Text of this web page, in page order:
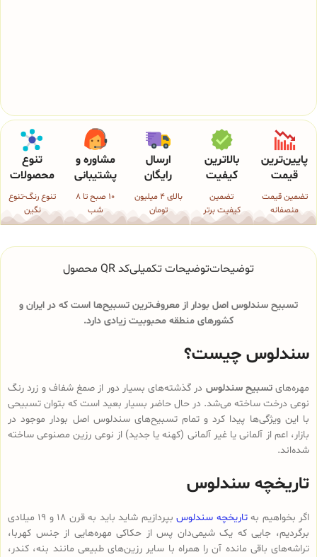
پایین‌ترین
قیمت
تضمین قیمت
منصفانه
بالاترین
کیفیت
تضمین
کیفیت برتر
ارسال
رایگان
بالای 4 میلیون
تومان
مشاوره و
پشتیبانی
10 صبح تا 8
شب
تنوع
محصولات
تنوع رنگ-تنوع
نگین
توضیحاتتوضیحات تکمیلیکد QR محصول
تسبیح سندلوس اصل بودار از معروف‌ترین تسبیح‌ها است که در ایران و
کشورهای منطقه محبوبیت زیادی دارد.
سندلوس چیست؟
مهره‌هایتسبیح سندلوس در گذشته‌های بسیار دور از صمغ شفاف و زرد رنگ
نوعی درخت ساخته می‌شد. در حال حاضر بسیار بعید است که بتوان تسبیحی
با این ویژگی‌ها پیدا کرد و تمام تسبیح‌های سندلوس‌ اصل بودار موجود در
بازار، اعم از آلمانی یا غیر آلمانی (کهنه یا جدید) از نوعی رزین مصنوعی ساخته
شده‌اند.
تاریخچه سندلوس
اگر بخواهیم بهتاریخچه سندلوس
بپردازیم شاید باید به قرن 18 و 19 میلادی
برگردیم، جایی که یک شیمی‌دان پس از حکاکی مهره‌هایی از جنس کهربا،
تراشه‌های باقی مانده آن را همراه با سایر رزین‌های طبیعی مانند بنه، کندر،